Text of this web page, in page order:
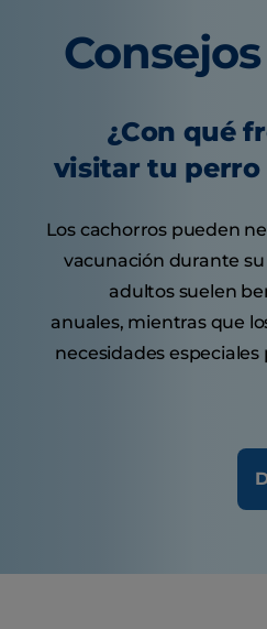
¿Con qué
visitar tu perro
Los cachorros pueden
vacunación durante
adultos suelen
anuales, mientras que
necesidades